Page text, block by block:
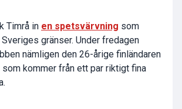
Timrå in en spetsvärvning som
gränser. Under fredagen
nämligen den 26-årige finländaren
kommer från ett par riktigt fina